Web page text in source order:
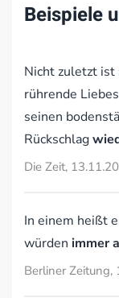
Beispiele
Nicht zuletzt ist
rührende
seinen
Rückschlag
Die Zeit,
In einem heißt
würden immer
Berliner Zeitung,